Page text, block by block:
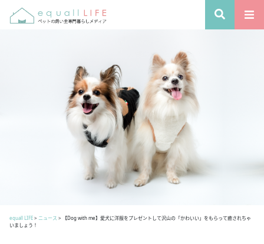
equall LIFE> ニュース >
【Dog with me】愛犬に洋服をプレゼントして沢山の「かわいい」をもらって癒されちゃ
いましょう！